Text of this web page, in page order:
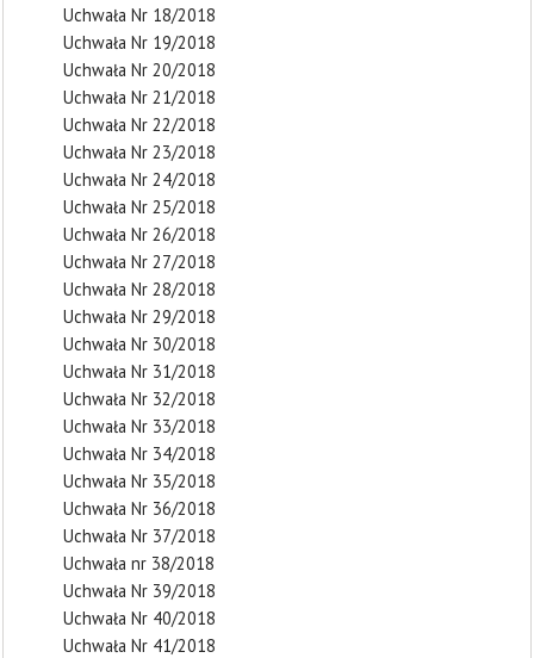
Uchwała Nr 18/2018
Uchwała Nr 19/2018
Uchwała Nr 20/2018
Uchwała Nr 21/2018
Uchwała Nr 22/2018
Uchwała Nr 23/2018
Uchwała Nr 24/2018
Uchwała Nr 25/2018
Uchwała Nr 26/2018
Uchwała Nr 27/2018
Uchwała Nr 28/2018
Uchwała Nr 29/2018
Uchwała Nr 30/2018
Uchwała Nr 31/2018
Uchwała Nr 32/2018
Uchwała Nr 33/2018
Uchwała Nr 34/2018
Uchwała Nr 35/2018
Uchwała Nr 36/2018
Uchwała Nr 37/2018
Uchwała nr 38/2018
Uchwała Nr 39/2018
Uchwała Nr 40/2018
Uchwała Nr 41/2018